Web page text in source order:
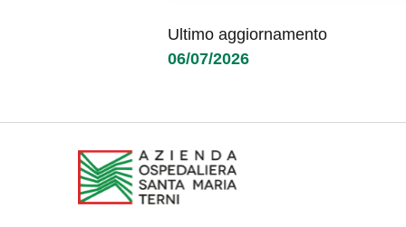
Ultimo aggiornamento
06/07/2026